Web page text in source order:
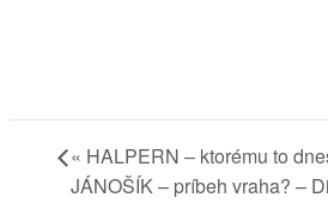
« HALPERN – ktorému to
JÁNOŠÍK – príbeh vraha? –